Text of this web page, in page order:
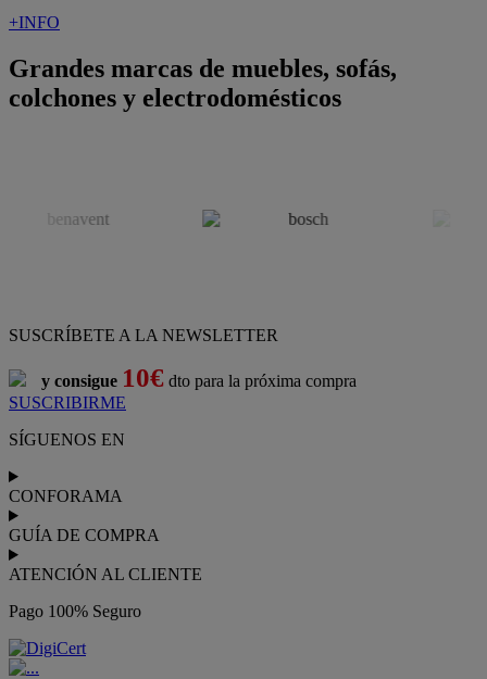
+INFO
Grandes marcas de muebles, sofás,
colchones y electrodomésticos
SUSCRÍBETE A LA NEWSLETTER
y consigue 10€ dto para la próxima compra
SUSCRIBIRME
SÍGUENOS EN
CONFORAMA
GUÍA DE COMPRA
ATENCIÓN AL CLIENTE
Pago 100% Seguro